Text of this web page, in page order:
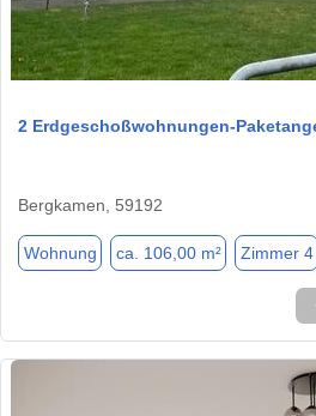
2 Erdgeschoßwohnungen-
Bergkamen, 59192
Wohnung ca. 106,00 m² Zimmer 4